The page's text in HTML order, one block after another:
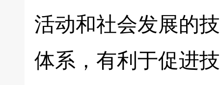
活动和社会发展的
体系，有利于促进